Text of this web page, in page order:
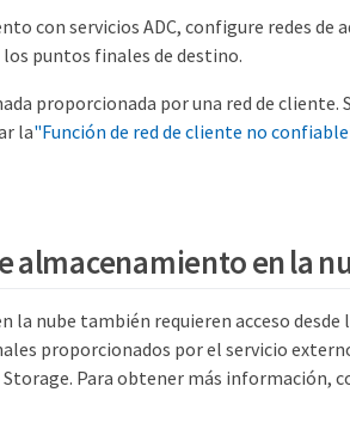
con servicios ADC, configure redes de
los puntos finales de destino.
proporcionada por una red de cliente.
la"Función de red de cliente no
almacenamiento en la
la nube también requieren acceso desde
proporcionados por el servicio
Storage. Para obtener más información,